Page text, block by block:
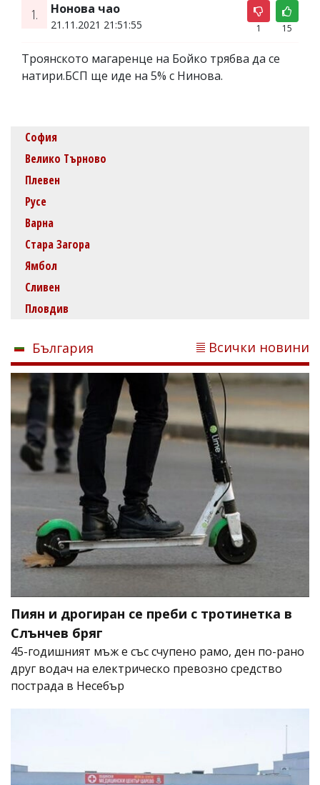
1. Нонова чао
21.11.2021 21:51:55 1 15
Троянското магаренце на Бойко трябва да се
натири.БСП ще иде на 5% с Нинова.
София
Велико Търново
Плевен
Русе
Варна
Стара Загора
Ямбол
Сливен
Пловдив
България Всички новини
Пиян и дрогиран се преби с тротинетка в
Слънчев бряг
45-годишният мъж е със счупено рамо, ден по-рано
друг водач на електрическо превозно средство
пострада в Несебър